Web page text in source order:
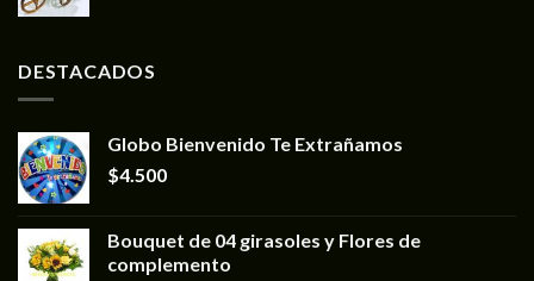
DESTACADOS
Globo Bienvenido Te Extrañamos
$4.500
Bouquet de 04 girasoles y Flores de
complemento